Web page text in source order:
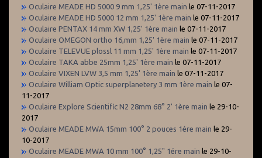
Oculaire MEADE HD 5000 9 mm 1,25' 1ère main le 07-11-2017
Oculaire MEADE HD 5000 12 mm 1,25' 1ère main le 07-11-2017
Oculaire PENTAX 14 mm XW 1,25' 1ère main le 07-11-2017
Oculaire OMEGON ortho 16,mm 1,25' 1ère main le 07-11-2017
Oculaire TELEVUE plossl 11 mm 1,25' 1ère main le 07-11-2017
Oculaire TAKA abbe 25mm 1,25' 1ère main le 07-11-2017
Oculaire VIXEN LVW 3,5 mm 1,25' 1ère main le 07-11-2017
Oculaire William Optic superplanetery 3 mm 1ère main le 07-
11-2017
Oculaire Explore Scientific N2 28mm 68° 2' 1ère main le 29-10-
2017
Oculaire MEADE MWA 15mm 100° 2 pouces 1ére main le 29-
10-2017
Oculaire MEADE MWA 10 mm 100° 1,25" 1ére main le 29-10-